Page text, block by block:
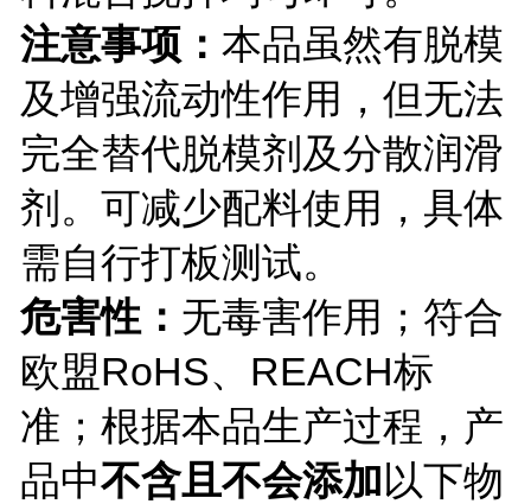
注意事项： 本品虽然有脱模
及增强流动性作用，但无法
完全替代脱模剂及分散润滑
剂。可减少配料使用，具体
需自行打板测试。
危害性： 无毒害作用；符合
欧盟RoHS、 REACH标
准； 根据本品生产过程，产
品中不含且不会添加以下物